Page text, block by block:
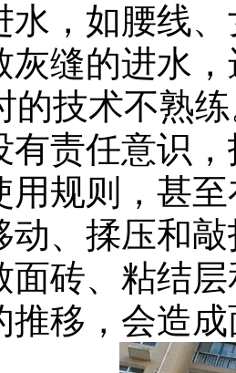
水，如腰线
灰缝的进水
的技术不熟
有责任意识
用规则，甚
动、揉压和
面砖、粘结
推移，会造